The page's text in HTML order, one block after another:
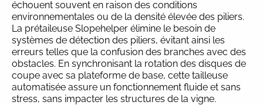
échouent souvent en raison des conditions
environnementales ou de la densité élevée des piliers.
La prétaileuse Slopehelper élimine le besoin de
systèmes de détection des piliers, évitant ainsi les
erreurs telles que la confusion des branches avec des
obstacles. En synchronisant la rotation des disques de
coupe avec sa plateforme de base, cette tailleuse
automatisée assure un fonctionnement fluide et sans
stress, sans impacter les structures de la vigne.